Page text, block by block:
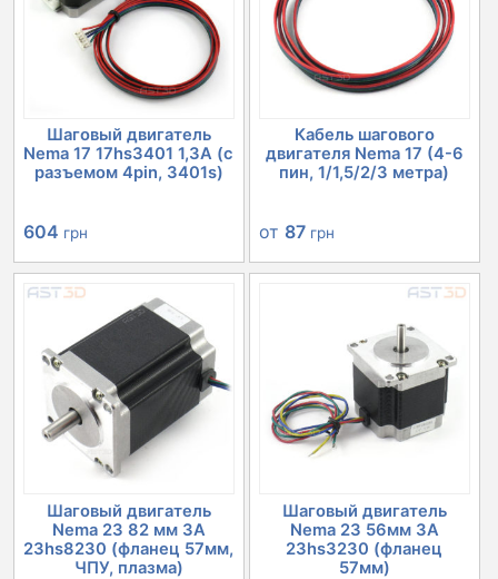
Шаговый двигатель
Nema 17 17hs3401 1,3А (с
разъемом 4pin, 3401s)
604 грн
Кабель шагового
двигателя Nema 17 (4-6
пин, 1/1,5/2/3 метра)
от 87 грн
Шаговый двигатель
Nema 23 82 мм 3А
23hs8230 (фланец 57мм,
ЧПУ, плазма)
Шаговый двигатель
Nema 23 56мм 3А
23hs3230 (фланец
57мм)